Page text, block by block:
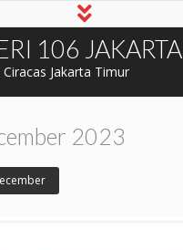
106 JAKARTA
Jakarta Timur
2023